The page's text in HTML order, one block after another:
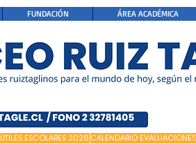
FUNDACIÓN ÁREA ACADÉMICA
ÚTILES ESCOLARES 2026 CALENDARIO EVALUACIONES